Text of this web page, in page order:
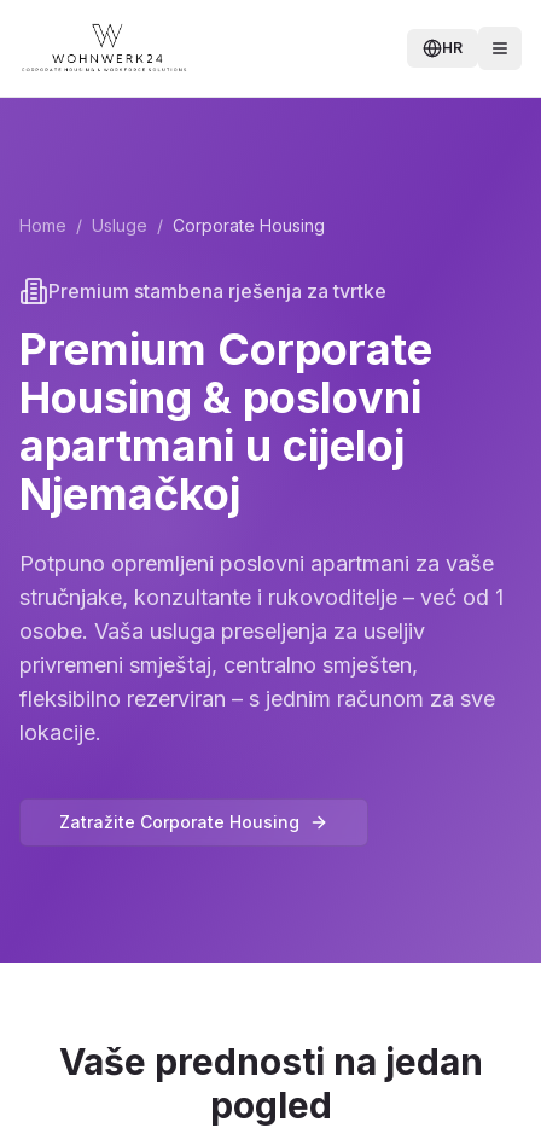
HR
Home / Usluge / Corporate Housing
Premium stambena rješenja za tvrtke
Premium Corporate
Housing & poslovni
apartmani u cijeloj
Njemačkoj
Potpuno opremljeni poslovni apartmani za vaše
stručnjake, konzultante i rukovoditelje – već od 1
osobe. Vaša usluga preseljenja za useljiv
privremeni smještaj, centralno smješten,
fleksibilno rezerviran – s jednim računom za sve
lokacije.
Zatražite Corporate Housing
Vaše prednosti na jedan
pogled